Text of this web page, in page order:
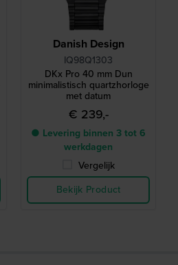
Danish Design
IQ98Q1303
DKx Pro 40 mm Dun
minimalistisch quartzhorloge
met datum
€ 239,-
● Levering binnen 3 tot 6
werkdagen
Vergelijk
Bekijk Product